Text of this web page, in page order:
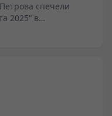
спечели
2025“ в
гласуване на над 8